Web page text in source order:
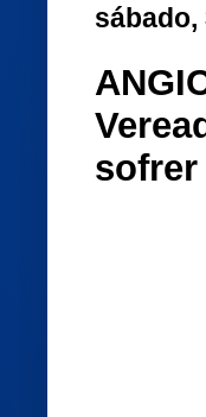
sábado,